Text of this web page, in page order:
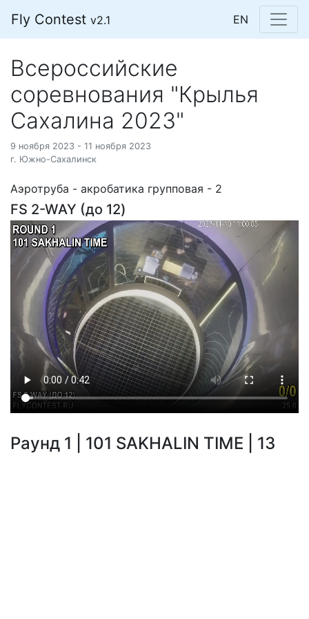
Fly Contest v2.1 EN
Всероссийские
соревнования "Крылья
Сахалина 2023"
9 ноября 2023 - 11 ноября 2023
г. Южно-Сахалинск
Аэротруба - акробатика групповая - 2
FS 2-WAY (до 12)
Раунд 1 | 101 SAKHALIN TIME | 13